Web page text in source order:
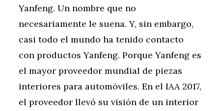
Yanfeng. Un nombre que no
necesariamente le suena. Y, sin embargo,
casi todo el mundo ha tenido contacto
con productos Yanfeng. Porque Yanfeng es
el mayor proveedor mundial de piezas
interiores para automóviles. En el IAA 2017,
el proveedor llevó su visión de un interior